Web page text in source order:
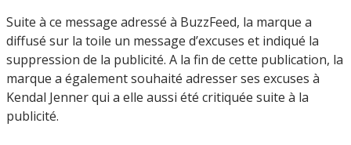
Suite à ce message adressé à BuzzFeed, la marque a
diffusé sur la toile un message d’excuses et indiqué la
suppression de la publicité. A la fin de cette publication, la
marque a également souhaité adresser ses excuses à
Kendal Jenner qui a elle aussi été critiquée suite à la
publicité.